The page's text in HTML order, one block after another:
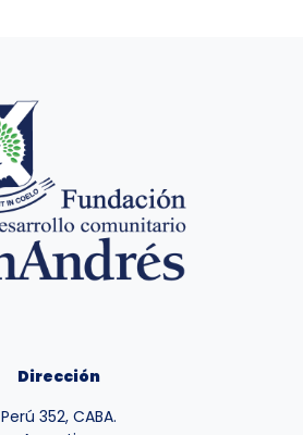
Dirección
Perú 352, CABA.